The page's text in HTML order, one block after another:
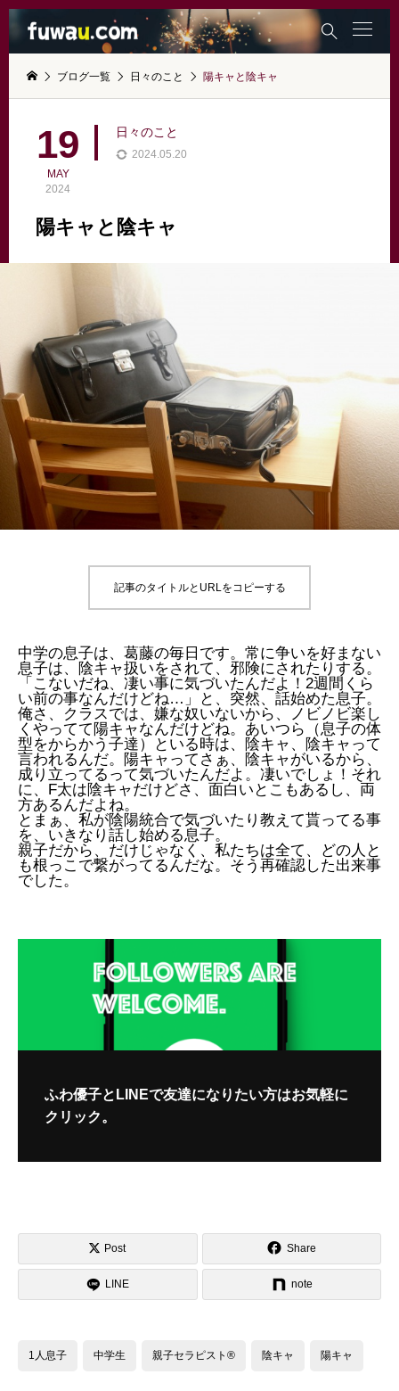

ブログ一覧 日々のこと 陽キャと陰キャ
19
MAY
2024
日々のこと
2024.05.20
陽キャと陰キャ
記事のタイトルとURLをコピーする
中学の息子は、葛藤の毎日です。常に争いを好まない
息子は、陰キャ扱いをされて、邪険にされたりする。
「こないだね、凄い事に気づいたんだよ！2週間くら
い前の事なんだけどね…」と、突然、話始めた息子。
俺さ、クラスでは、嫌な奴いないから、ノビノビ楽し
くやってて陽キャなんだけどね。あいつら（息子の体
型をからかう子達）といる時は、陰キャ、陰キャって
言われるんだ。陽キャってさぁ、陰キャがいるから、
成り立ってるって気づいたんだよ。凄いでしょ！それ
に、F太は陰キャだけどさ、面白いとこもあるし、両
方あるんだよね。
とまぁ、私が陰陽統合で気づいたり教えて貰ってる事
を、いきなり話し始める息子。
親子だから、だけじゃなく、私たちは全て、どの人と
も根っこで繋がってるんだな。そう再確認した出来事
でした。
ふわ優子とLINEで友達になりたい方はお気軽に
クリック。
 Post  Share
LINE note
1人息子 中学生 親子セラピスト®️ 陰キャ 陽キャ